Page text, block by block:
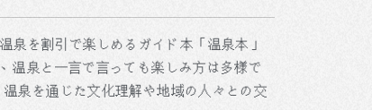
を割引で楽しめるガイド本「温泉本」
温泉と一言で言っても楽しみ方は多様で
泉を通じた文化理解や地域の人々との交